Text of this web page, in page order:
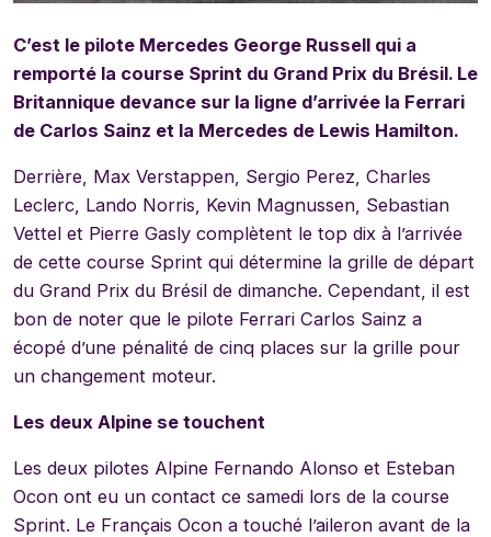
C’est le pilote Mercedes George Russell qui a
remporté la course Sprint du Grand Prix du Brésil. Le
Britannique devance sur la ligne d’arrivée la Ferrari
de Carlos Sainz et la Mercedes de Lewis Hamilton.
Derrière, Max Verstappen, Sergio Perez, Charles
Leclerc, Lando Norris, Kevin Magnussen, Sebastian
Vettel et Pierre Gasly complètent le top dix à l’arrivée
de cette course Sprint qui détermine la grille de départ
du Grand Prix du Brésil de dimanche. Cependant, il est
bon de noter que le pilote Ferrari Carlos Sainz a
écopé d’une pénalité de cinq places sur la grille pour
un changement moteur.
Les deux Alpine se touchent
Les deux pilotes Alpine Fernando Alonso et Esteban
Ocon ont eu un contact ce samedi lors de la course
Sprint. Le Français Ocon a touché l’aileron avant de la